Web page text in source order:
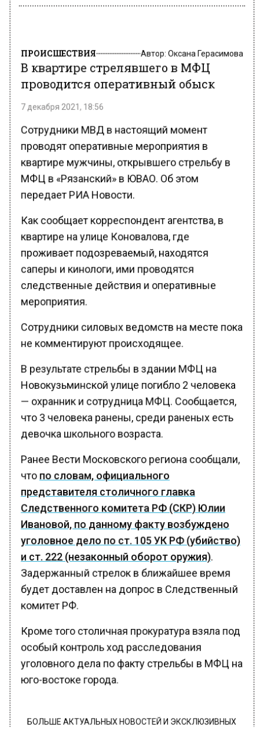
В квартире стрелявшего в МФЦ
проводится оперативный обыск
Сотрудники МВД в настоящий момент
проводят оперативные мероприятия в
квартире мужчины, открывшего стрельбу в
МФЦ в «Рязанский» в ЮВАО. Об этом
передает РИА Новости.
Как сообщает корреспондент агентства, в
квартире на улице Коновалова, где
проживает подозреваемый, находятся
саперы и кинологи, ими проводятся
следственные действия и оперативные
мероприятия.
Сотрудники силовых ведомств на месте пока
не комментируют происходящее.
В результате стрельбы в здании МФЦ на
Новокузьминской улице погибло 2 человека
— охранник и сотрудница МФЦ. Сообщается,
что 3 человека ранены, среди раненых есть
девочка школьного возраста.
Ранее Вести Московского региона сообщали,
чтопо словам, официального
представителя столичного главка
Следственного комитета РФ (СКР) Юлии
Ивановой, по данному факту возбуждено
уголовное дело по ст. 105 УК РФ (убийство)
и ст. 222 (незаконный оборот оружия).
Задержанный стрелок в ближайшее время
будет доставлен на допрос в Следственный
комитет РФ.
Кроме того столичная прокуратура взяла под
особый контроль ход расследования
уголовного дела по факту стрельбы в МФЦ на
юго-востоке города.
БОЛЬШЕ АКТУАЛЬНЫХ НОВОСТЕЙ И ЭКСКЛЮЗИВНЫХ